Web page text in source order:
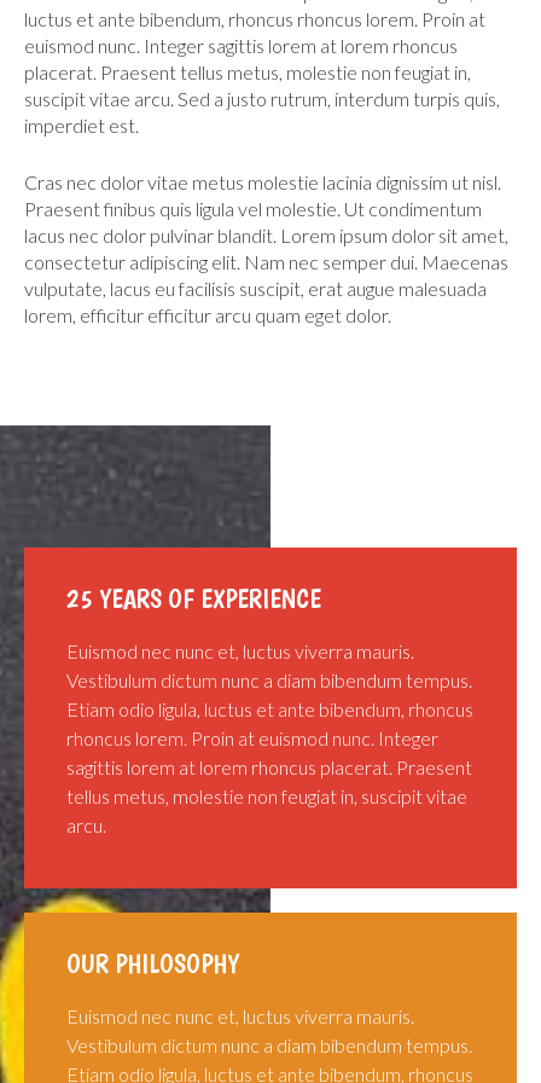
Contacts
luctus et ante bibendum, rhoncus rhoncus lorem. Proin at
euismod nunc. Integer sagittis lorem at lorem rhoncus
placerat. Praesent tellus metus, molestie non feugiat in,
suscipit vitae arcu. Sed a justo rutrum, interdum turpis quis,
imperdiet est.
Cras nec dolor vitae metus molestie lacinia dignissim ut nisl.
Praesent finibus quis ligula vel molestie. Ut condimentum
lacus nec dolor pulvinar blandit. Lorem ipsum dolor sit amet,
consectetur adipiscing elit. Nam nec semper dui. Maecenas
vulputate, lacus eu facilisis suscipit, erat augue malesuada
lorem, efficitur efficitur arcu quam eget dolor.
25 YEARS OF EXPERIENCE
Euismod nec nunc et, luctus viverra mauris.
Vestibulum dictum nunc a diam bibendum tempus.
Etiam odio ligula, luctus et ante bibendum, rhoncus
rhoncus lorem. Proin at euismod nunc. Integer
sagittis lorem at lorem rhoncus placerat. Praesent
tellus metus, molestie non feugiat in, suscipit vitae
arcu.
OUR PHILOSOPHY
Euismod nec nunc et, luctus viverra mauris.
Vestibulum dictum nunc a diam bibendum tempus.
Etiam odio ligula, luctus et ante bibendum, rhoncus